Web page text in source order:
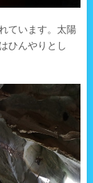
ています。太陽
ひんやりとし